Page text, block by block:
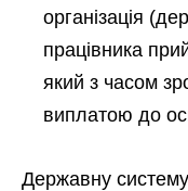
організація
працівника
який з часом
виплатою до
Державну